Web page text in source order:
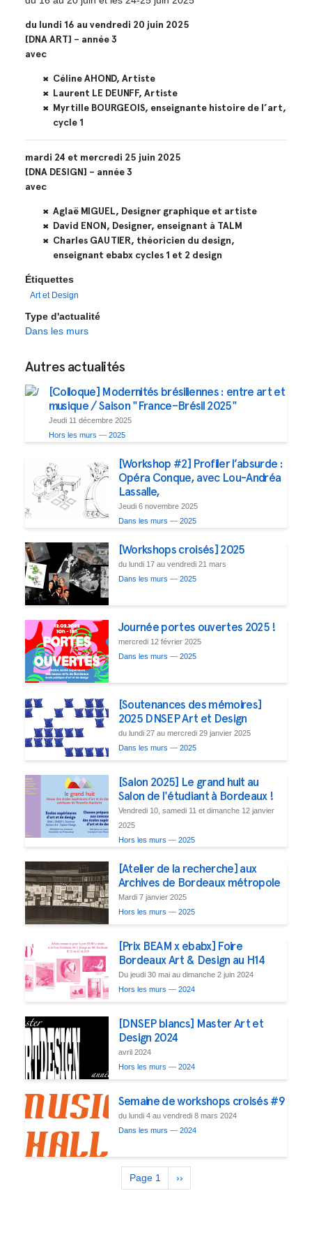
du lundi 16 au vendredi 20 juin 2025
[DNA ART] – année 3
avec
Céline AHOND, Artiste
Laurent LE DEUNFF, Artiste
Myrtille BOURGEOIS, enseignante histoire de l’art,
cycle 1
mardi 24 et mercredi 25 juin 2025
[DNA DESIGN] – année 3
avec
Aglaë MIGUEL, Designer graphique et artiste
David ENON, Designer, enseignant à TALM
Charles GAUTIER, théoricien du design,
enseignant ebabx cycles 1 et 2 design
Étiquettes
Art et Design
Type d'actualité
Dans les murs
Autres actualités
[Colloque] Modernités brésiliennes : entre art et
musique / Saison "France–Brésil 2025"
Jeudi 11 décembre 2025
Hors les murs — 2025
[Workshop #2] Profiler l’absurde :
Opéra Conque, avec Lou-Andréa
Lassalle,
Jeudi 6 novembre 2025
Dans les murs — 2025
[Workshops croisés] 2025
du lundi 17 au vendredi 21 mars
Dans les murs — 2025
Journée portes ouvertes 2025 !
mercredi 12 février 2025
Dans les murs — 2025
[Soutenances des mémoires]
2025 DNSEP Art et Design
du lundi 27 au mercredi 29 janvier 2025
Dans les murs — 2025
[Salon 2025] Le grand huit au
Salon de l'étudiant à Bordeaux !
Vendredi 10, samedi 11 et dimanche 12 janvier
2025
Hors les murs — 2025
[Atelier de la recherche] aux
Archives de Bordeaux métropole
Mardi 7 janvier 2025
Hors les murs — 2025
[Prix BEAM x ebabx] Foire
Bordeaux Art & Design au H14
Du jeudi 30 mai au dimanche 2 juin 2024
Hors les murs — 2024
[DNSEP blancs] Master Art et
Design 2024
avril 2024
Hors les murs — 2024
Semaine de workshops croisés #9
du lundi 4 au vendredi 8 mars 2024
Dans les murs — 2024
Pagination
Page 1
Next
page
››